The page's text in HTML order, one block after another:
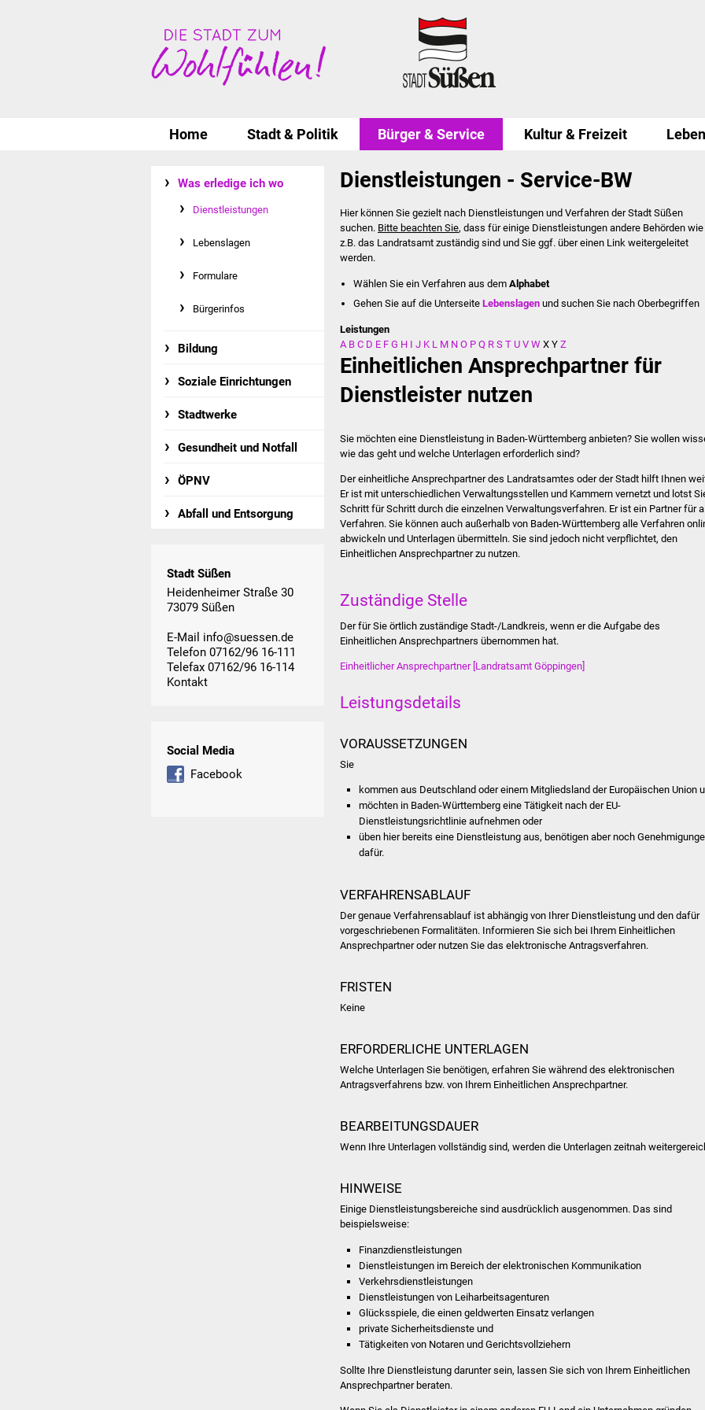
Home Stadt & Politik Bürger & Service Kultur & Freizeit
Was erledige ich wo
Dienstleistungen
Lebenslagen
Formulare
Bürgerinfos
Bildung
Soziale Einrichtungen
Stadtwerke
Gesundheit und Notfall
ÖPNV
Abfall und Entsorgung
Stadt Süßen
Heidenheimer Straße 30
73079 Süßen
E-Mail info@suessen.de
Telefon 07162/96 16-111
Telefax 07162/96 16-114
Kontakt
Social Media
Facebook
Dienstleistungen - Service-BW
Hier können Sie gezielt nach Dienstleistungen und Verfahren der Stadt Süßen
suchen. Bitte beachten Sie, dass für einige Dienstleistungen andere Behörden wie
z.B. das Landratsamt zuständig sind und Sie ggf. über einen Link weitergeleitet
werden.
Wählen Sie ein Verfahren aus dem Alphabet
Gehen Sie auf die UnterseiteLebenslagen und suchen Sie nach Oberbegriffen
Leistungen
A B C D E F G H I J K L M N O P Q R S T U V W X Y Z
Einheitlichen Ansprechpartner für
Dienstleister nutzen
Sie möchten eine Dienstleistung in Baden-Württemberg anbieten? Sie wollen
wie das geht und welche Unterlagen erforderlich sind?
Der einheitliche Ansprechpartner des Landratsamtes oder der Stadt hilft Ihnen
Er ist mit unterschiedlichen Verwaltungsstellen und Kammern vernetzt und lotst
Schritt für Schritt durch die einzelnen Verwaltungsverfahren. Er ist ein Partner für
Verfahren. Sie können auch außerhalb von Baden-Württemberg alle Verfahren
abwickeln und Unterlagen übermitteln. Sie sind jedoch nicht verpflichtet, den
Einheitlichen Ansprechpartner zu nutzen.
Zuständige Stelle
Der für Sie örtlich zuständige Stadt-/Landkreis, wenn er die Aufgabe des
Einheitlichen Ansprechpartners übernommen hat.
Einheitlicher Ansprechpartner [Landratsamt Göppingen]
Leistungsdetails
VORAUSSETZUNGEN
Sie
kommen aus Deutschland oder einem Mitgliedsland der Europäischen Union
möchten in Baden-Württemberg eine Tätigkeit nach der EU-
Dienstleistungsrichtlinie aufnehmen oder
üben hier bereits eine Dienstleistung aus, benötigen aber noch
dafür.
VERFAHRENSABLAUF
Der genaue Verfahrensablauf ist abhängig von Ihrer Dienstleistung und den dafür
vorgeschriebenen Formalitäten. Informieren Sie sich bei Ihrem Einheitlichen
Ansprechpartner oder nutzen Sie das elektronische Antragsverfahren.
FRISTEN
Keine
ERFORDERLICHE UNTERLAGEN
Welche Unterlagen Sie benötigen, erfahren Sie während des elektronischen
Antragsverfahrens bzw. von Ihrem Einheitlichen Ansprechpartner.
BEARBEITUNGSDAUER
Wenn Ihre Unterlagen vollständig sind, werden die Unterlagen zeitnah
HINWEISE
Einige Dienstleistungsbereiche sind ausdrücklich ausgenommen. Das sind
beispielsweise:
Finanzdienstleistungen
Dienstleistungen im Bereich der elektronischen Kommunikation
Verkehrsdienstleistungen
Dienstleistungen von Leiharbeitsagenturen
Glücksspiele, die einen geldwerten Einsatz verlangen
private Sicherheitsdienste und
Tätigkeiten von Notaren und Gerichtsvollziehern
Sollte Ihre Dienstleistung darunter sein, lassen Sie sich von Ihrem Einheitlichen
Ansprechpartner beraten.